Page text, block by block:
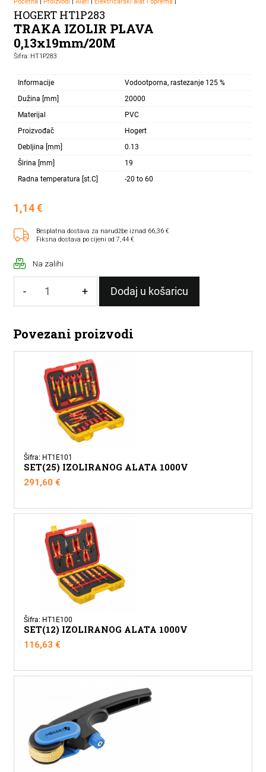
HOGERT HT1P283
TRAKA IZOLIR PLAVA
0,13x19mm/20M
Šifra: HT1P283
Informacije
Vodootporna, rastezanje 125 %
Dužina [mm]
20000
Materijal
PVC
Proizvođač
Hogert
Debljina [mm]
0.13
Širina [mm]
19
Radna temperatura [st.C]
-20 to 60
1,14€
Besplatna dostava za narudžbe iznad 66,36 €
Fiksna dostava po cijeni od 7,44 €
Na zalihi
-
PLAVA
0,13x19mm/20M
+ Dodaj u košaricu
Povezani proizvodi
Šifra: HT1E101
SET(25) IZOLIRANOG ALATA 1000V
291,60€
Šifra: HT1E100
SET(12) IZOLIRANOG ALATA 1000V
116,63€